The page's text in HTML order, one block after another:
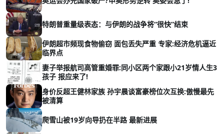
特朗普重量级表态：与伊朗的战争将“很快”结束
伊朗超市频现食物偷窃 面包丢失严重 专家:经济危机逼近
临界点
妻子举报航司高管重婚罪:同小区两个家跟小21岁情人生3
孩子 报应来了!
身价反超王健林家族 孙宇晨谈富豪榜位次互换:傲慢最先
被清算
爬雪山被19岁向导扔在半路 最新进展